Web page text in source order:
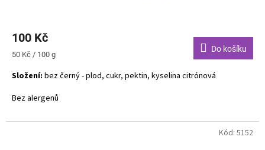
100 Kč
Měrná
50 Kč / 100 g
Do košíku
Složení: bez černý - plod, cukr, pektin, kyselina citrónová
Bez alergenů
Kód: 5152